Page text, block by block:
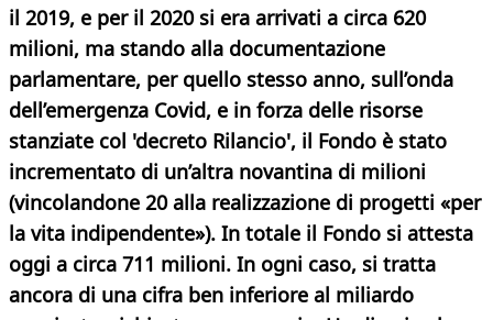
il 2019, e per il 2020 si era arrivati a circa 620
milioni, ma stando alla documentazione
parlamentare, per quello stesso anno, sull’onda
dell’emergenza Covid, e in forza delle risorse
stanziate col 'decreto Rilancio', il Fondo è stato
incrementato di un’altra novantina di milioni
(vincolandone 20 alla realizzazione di progetti «per
la vita indipendente»). In totale il Fondo si attesta
oggi a circa 711 milioni. In ogni caso, si tratta
ancora di una cifra ben inferiore al miliardo